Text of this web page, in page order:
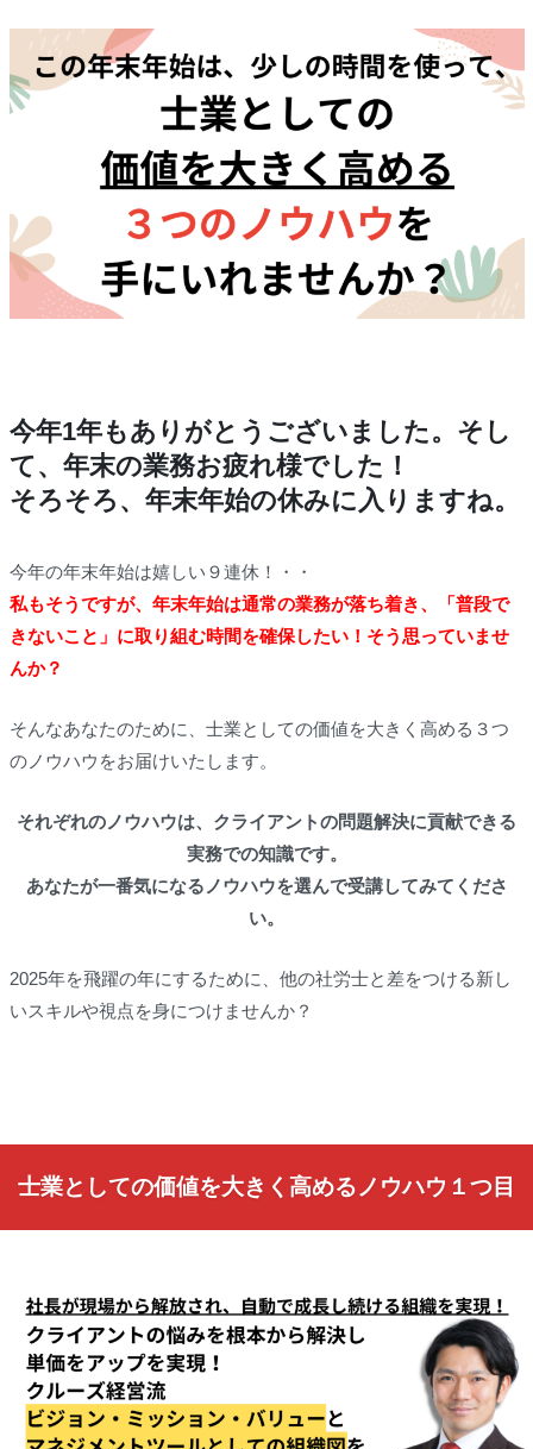
今年1年もありがとうございました。そし
て、年末の業務お疲れ様でした！
そろそろ、年末年始の休みに入りますね。
今年の年末年始は嬉しい９連休！・・
私もそうですが、年末年始は通常の業務が落ち着き、「普段で
きないこと」に取り組む時間を確保したい！そう思っていませ
んか？
そんなあなたのために、士業としての価値を大きく高める３つ
のノウハウをお届けいたします。
それぞれのノウハウは、クライアントの問題解決に貢献できる
実務での知識です。
あなたが一番気になるノウハウを選んで受講してみてくださ
い。
2025年を飛躍の年にするために、他の社労士と差をつける新し
いスキルや視点を身につけませんか？
士業としての価値を大きく高めるノウハウ１つ目